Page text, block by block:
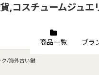
,コスチュームジュエ
商品一覧 ブラ
/海外古い鍵